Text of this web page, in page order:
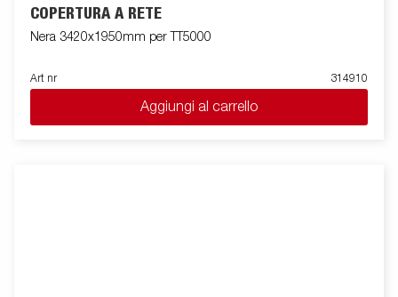
COPERTURA A RETE
Nera 3420x1950mm per TT5000
Art nr 314910
Aggiungi al carrello